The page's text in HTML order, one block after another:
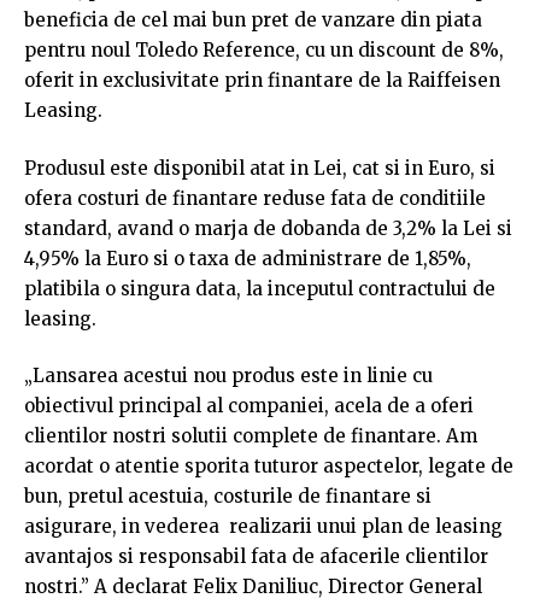
beneficia de cel mai bun pret de vanzare din piata
pentru noul Toledo Reference, cu un discount de 8%,
oferit in exclusivitate prin finantare de la Raiffeisen
Leasing.
Produsul este disponibil atat in Lei, cat si in Euro, si
ofera costuri de finantare reduse fata de conditiile
standard, avand o marja de dobanda de 3,2% la Lei si
4,95% la Euro si o taxa de administrare de 1,85%,
platibila o singura data, la inceputul contractului de
leasing.
„Lansarea acestui nou produs este in linie cu
obiectivul principal al companiei, acela de a oferi
clientilor nostri solutii complete de finantare. Am
acordat o atentie sporita tuturor aspectelor, legate de
bun, pretul acestuia, costurile de finantare si
asigurare, in vederea realizarii unui plan de leasing
avantajos si responsabil fata de afacerile clientilor
nostri.” A declarat Felix Daniliuc, Director General